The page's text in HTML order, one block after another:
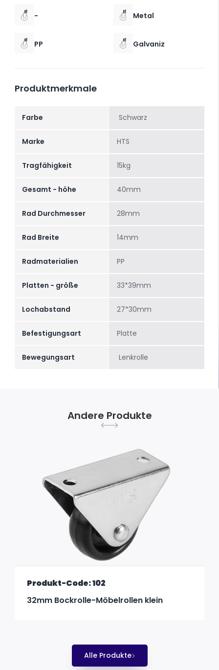
- Metal
PP Galvaniz
Produktmerkmale
Farbe Schwarz
Marke HTS
Tragfähigkeit 15kg
Gesamt - höhe 40mm
Rad Durchmesser 28mm
Rad Breite 14mm
Radmaterialien PP
Platten - größe 33*39mm
Lochabstand 27*30mm
Befestigungsart Platte
Bewegungsart Lenkrolle
Andere Produkte
Produkt-Code: 102
32mm Bockrolle-Möbelrollen klein
Alle Produkte